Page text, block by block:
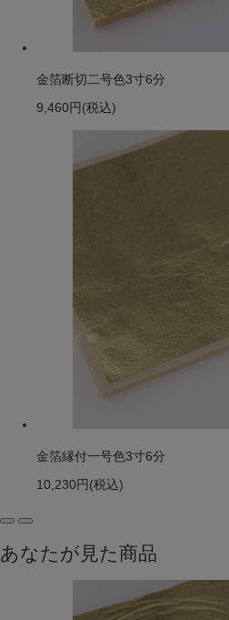
金箔断切二号色3寸6分
9,460円(税込)
金箔縁付一号色3寸6分
10,230円(税込)
あなたが見た商品